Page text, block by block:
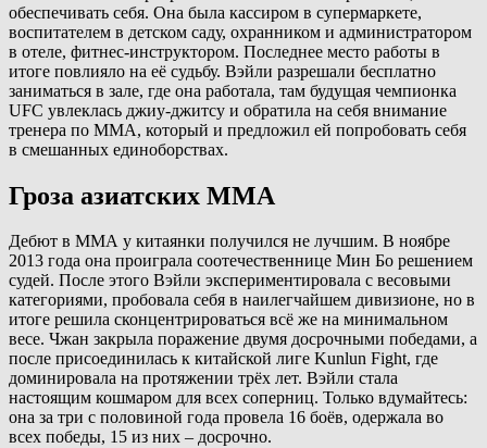
обеспечивать себя. Она была кассиром в супермаркете,
воспитателем в детском саду, охранником и администратором
в отеле, фитнес-инструктором. Последнее место работы в
итоге повлияло на её судьбу. Вэйли разрешали бесплатно
заниматься в зале, где она работала, там будущая чемпионка
UFC увлеклась джиу-джитсу и обратила на себя внимание
тренера по ММА, который и предложил ей попробовать себя
в смешанных единоборствах.
Гроза азиатских ММА
Дебют в ММА у китаянки получился не лучшим. В ноябре
2013 года она проиграла соотечественнице Мин Бо решением
судей. После этого Вэйли экспериментировала с весовыми
категориями, пробовала себя в наилегчайшем дивизионе, но в
итоге решила сконцентрироваться всё же на минимальном
весе. Чжан закрыла поражение двумя досрочными победами, а
после присоединилась к китайской лиге Kunlun Fight, где
доминировала на протяжении трёх лет. Вэйли стала
настоящим кошмаром для всех соперниц. Только вдумайтесь:
она за три с половиной года провела 16 боёв, одержала во
всех победы, 15 из них – досрочно.